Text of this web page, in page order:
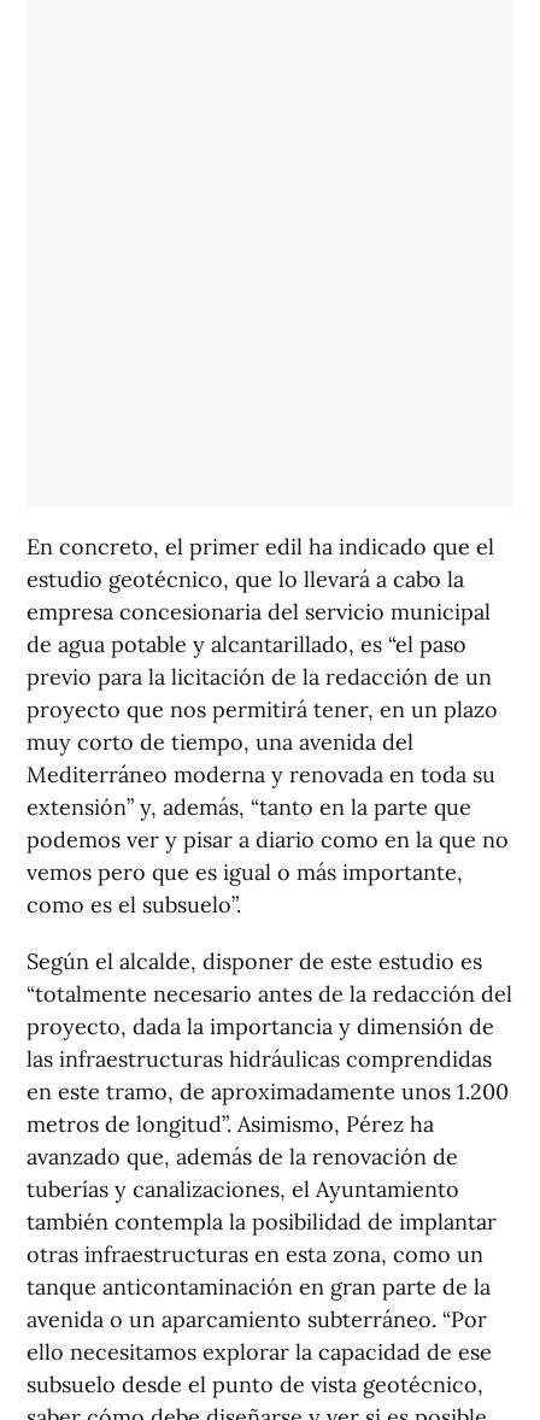
En concreto, el primer edil ha indicado que el
estudio geotécnico, que lo llevará a cabo la
empresa concesionaria del servicio municipal
de agua potable y alcantarillado, es “el paso
previo para la licitación de la redacción de un
proyecto que nos permitirá tener, en un plazo
muy corto de tiempo, una avenida del
Mediterráneo moderna y renovada en toda su
extensión” y, además, “tanto en la parte que
podemos ver y pisar a diario como en la que no
vemos pero que es igual o más importante,
como es el subsuelo”.
Según el alcalde, disponer de este estudio es
“totalmente necesario antes de la redacción del
proyecto, dada la importancia y dimensión de
las infraestructuras hidráulicas comprendidas
en este tramo, de aproximadamente unos 1.200
metros de longitud”. Asimismo, Pérez ha
avanzado que, además de la renovación de
tuberías y canalizaciones, el Ayuntamiento
también contempla la posibilidad de implantar
otras infraestructuras en esta zona, como un
tanque anticontaminación en gran parte de la
avenida o un aparcamiento subterráneo. “Por
ello necesitamos explorar la capacidad de ese
subsuelo desde el punto de vista geotécnico,